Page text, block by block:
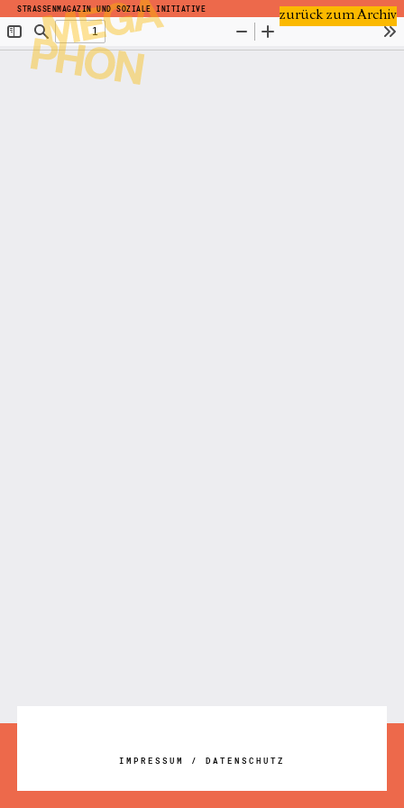
STRASSENMAGAZIN UND SOZIALE INITIATIVE zurück zum Archiv
IMPRESSUM / DATENSCHUTZ